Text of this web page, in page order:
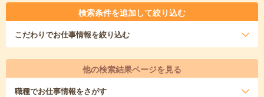
検索条件を追加して絞り込む
こだわりでお仕事情報を絞り込む
他の検索結果ページを見る
職種でお仕事情報をさがす